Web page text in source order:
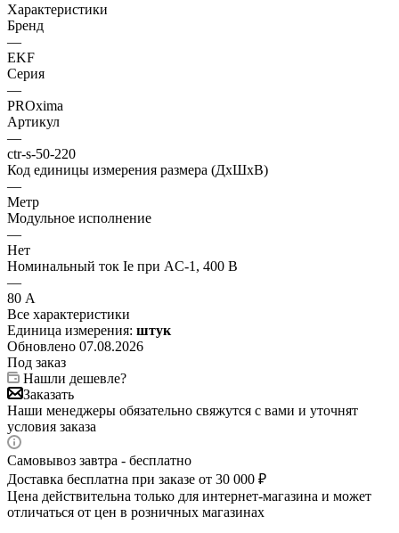
Характеристики
Бренд
—
EKF
Серия
—
PROxima
Артикул
—
ctr-s-50-220
Код единицы измерения размера (ДхШхВ)
—
Метр
Модульное исполнение
—
Нет
Номинальный ток Ie при AC-1, 400 В
—
80 А
Все характеристики
Единица измерения: штук
Обновлено 07.08.2026
Под заказ
Нашли дешевле?
Заказать
Наши менеджеры обязательно свяжутся с вами и уточнят
условия заказа
Самовывоз завтра - бесплатно
Доставка бесплатна при заказе от 30 000 ₽
Цена действительна только для интернет-магазина и может
отличаться от цен в розничных магазинах